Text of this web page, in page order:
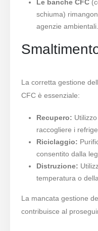
Le banche CFC
schiuma)
agenzie ambientali.
La corretta gestione
CFC è essenziale:
Recupero:
raccogliere i
Riciclaggio:
consentito dalla
Distruzione:
temperatura o
La mancata gestione
contribuisce al